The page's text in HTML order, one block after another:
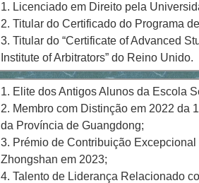
1. Licenciado em Direito pela
2. Titular do Certificado do Programa
3. Titular do “Certificate of Advanced
Institute of Arbitrators” do Reino Unido.
1. Elite dos Antigos Alunos da Escola
2. Membro com Distinção em 2022 da
da Província de Guangdong;
3. Prémio de Contribuição
Zhongshan em 2023;
4. Talento de Liderança Relacionado